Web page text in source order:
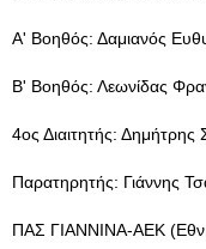
Α' Βοηθός: Δαμιανός
Β' Βοηθός: Λεωνίδας
4ος Διαιτητής: Δημήτρης
Παρατηρητής: Γιάννης
ΠΑΣ ΓΙΑΝΝΙΝΑ-ΑΕΚ (Εθν.